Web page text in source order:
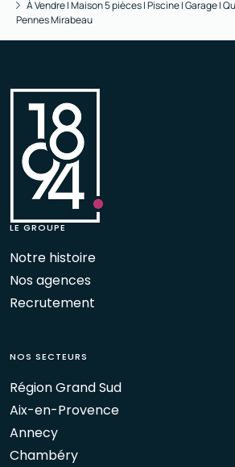
À Vendre I Maison 5 pièces I Piscine I Garage I
Pennes Mirabeau
LE GROUPE
Notre histoire
Nos agences
Recrutement
NOS SECTEURS
Région Grand Sud
Aix-en-Provence
Annecy
Chambéry